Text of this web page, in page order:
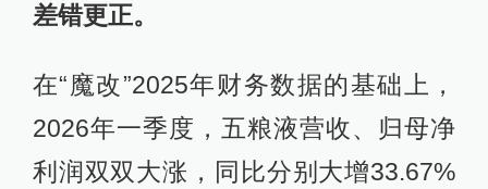
差错更正。
在“魔改”2025年财务数据的基础上，
2026年一季度，五粮液营收、归母净
利润双双大涨，同比分别大增33.67%